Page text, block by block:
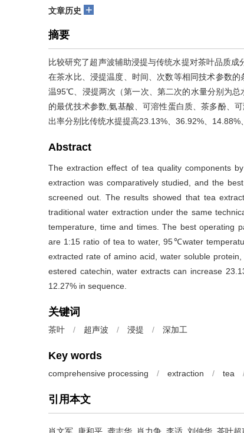
文章历史 +
摘要
比较研究了超声波辅助浸提与传统水提对茶叶品质
在茶水比、浸提温度、时间、次数等相同技术参数
温95℃、浸提两次（第一次、第二次的水量分别为
的最优技术参数,氨基酸、可溶性蛋白质、茶多酚、
出率分别比传统水提提高23.13%、36.92%、
Abstract
The extraction effect of tea quality components
extraction was comparatively studied, and the
screened out. The results showed that tea
traditional water extraction under the same
temperature, time and times. The best operating
are 1:15 ratio of tea to water, 95℃water
extracted rate of amino acid, water soluble
estered catechin, water extracts can increase
12.27% in sequence.
关键词
茶叶 / 超声波 / 浸提 / 深加工
Key words
comprehensive processing / extraction / tea
引用本文